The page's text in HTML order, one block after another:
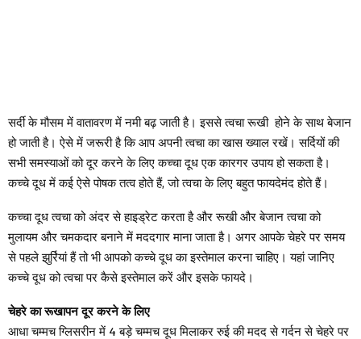
सर्दी के मौसम में वातावरण में नमी बढ़ जाती है। इससे त्वचा रूखी होने के साथ बेजान
हो जाती है। ऐसे में जरूरी है कि आप अपनी त्वचा का खास ख्याल रखें। सर्दियों की
सभी समस्याओं को दूर करने के लिए कच्चा दूध एक कारगर उपाय हो सकता है।
कच्चे दूध में कई ऐसे पोषक तत्व होते हैं, जो त्वचा के लिए बहुत फायदेमंद होते हैं।
कच्चा दूध त्वचा को अंदर से हाइड्रेट करता है और रूखी और बेजान त्वचा को
मुलायम और चमकदार बनाने में मददगार माना जाता है। अगर आपके चेहरे पर समय
से पहले झुर्रियां हैं तो भी आपको कच्चे दूध का इस्तेमाल करना चाहिए। यहां जानिए
कच्चे दूध को त्वचा पर कैसे इस्तेमाल करें और इसके फायदे।
चेहरे का रूखापन दूर करने के लिए
आधा चम्मच ग्लिसरीन में 4 बड़े चम्मच दूध मिलाकर रुई की मदद से गर्दन से चेहरे पर